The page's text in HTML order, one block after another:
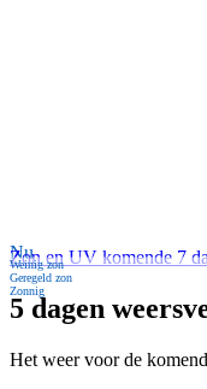
Nu
Weinig zon
Geregeld zon
Zonnig
Zon en UV komende 7
5 dagen
Het weer voor de